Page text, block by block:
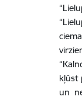
kļūst
un